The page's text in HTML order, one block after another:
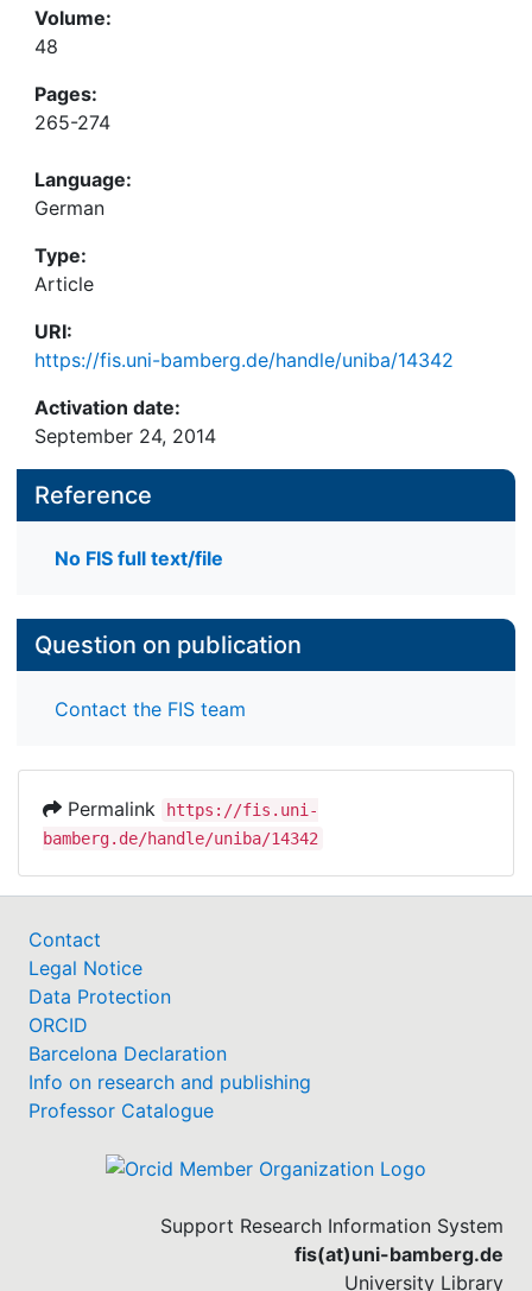
Volume:
48
Pages:
265-274
Language:
German
Type:
Article
URI:
https://fis.uni-bamberg.de/handle/uniba/14342
Activation date:
September 24, 2014
Reference
No FIS full text/file
Question on publication
Contact the FIS team
Permalink
https://fis.uni-
bamberg.de/handle/uniba/14342
Contact
Legal Notice
Data Protection
ORCID
Barcelona Declaration
Info on research and publishing
Professor Catalogue
Support Research Information System
fis(at)uni-bamberg.de
University Library